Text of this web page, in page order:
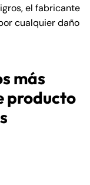
el fabricante
cualquier daño
más
producto